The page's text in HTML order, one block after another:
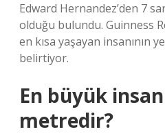
Edward Hernandez’den 7
olduğu bulundu. Guinness
en kısa yaşayan insanının
belirtiyor.
En büyük
metredir?